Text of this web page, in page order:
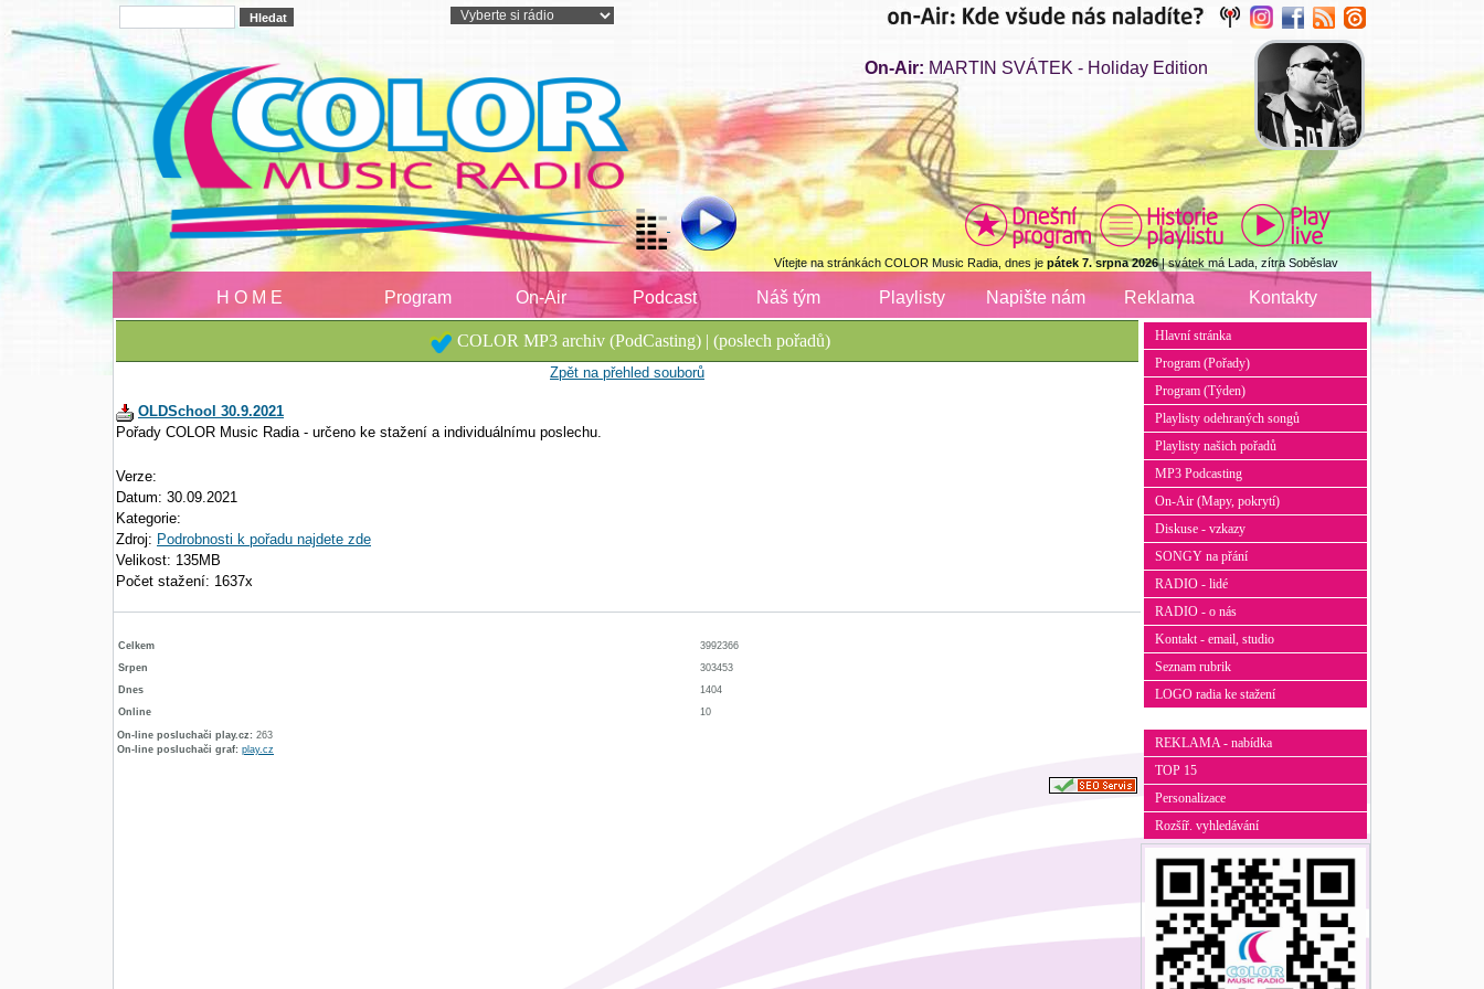
On-Air: MARTIN SVÁTEK - Holiday Edition
Vítejte na stránkách COLOR Music Radia, dnes je pátek 7. srpna 2026| svátek má Lada, zítra Soběslav
H O M E Program On-Air Podcast Náš tým Playlisty Napište nám Reklama Kontakty
COLOR MP3 archiv (PodCasting) | (poslech pořadů)
Zpět na přehled souborů
OLDSchool 30.9.2021
Pořady COLOR Music Radia - určeno ke stažení a individuálnímu poslechu.
Verze:
Datum: 30.09.2021
Kategorie:
Zdroj: Podrobnosti k pořadu najdete zde
Velikost: 135MB
Počet stažení: 1637x
Celkem
3992366
Srpen
303453
Dnes
1404
Online
10
On-line posluchači play.cz: 263
On-line posluchači graf: play.cz
Hlavní stránka
Program (Pořady)
Program (Týden)
Playlisty odehraných songů
Playlisty našich pořadů
MP3 Podcasting
On-Air (Mapy, pokrytí)
Diskuse - vzkazy
SONGY na přání
RADIO - lidé
RADIO - o nás
Kontakt - email, studio
Seznam rubrik
LOGO radia ke stažení
REKLAMA - nabídka
TOP 15
Personalizace
Rozšíř. vyhledávání